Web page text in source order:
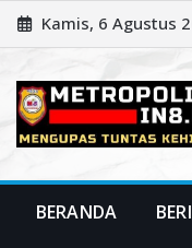
Skip
to
Kamis, 6 Agustus
BERANDA